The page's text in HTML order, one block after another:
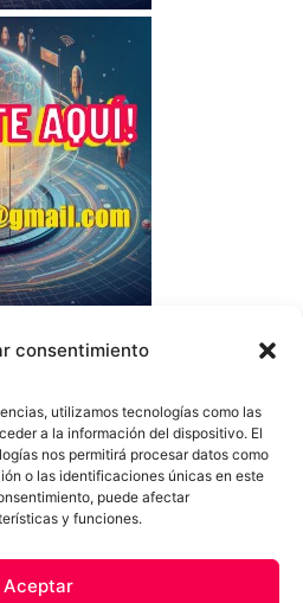
consentimiento
utilizamos tecnologías como las
a la información del dispositivo. El
nos permitirá procesar datos como
o las identificaciones únicas en este
puede afectar
y funciones.
Aceptar
de cookies